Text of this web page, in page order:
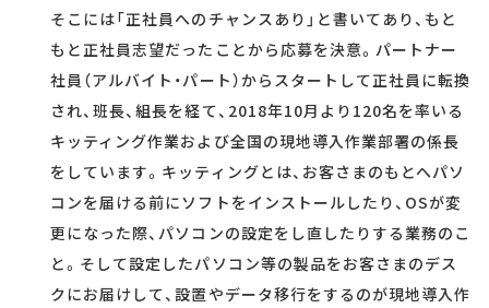
そこには「正社員へのチャンスあり」と書いてあり、もと
もと正社員志望だったことから応募を決意。パートナー
社員（アルバイト・パート）からスタートして正社員に転換
され、班長、組長を経て、2018年10月より120名を率いる
キッティング作業および全国の現地導入作業部署の係長
をしています。キッティングとは、お客さまのもとへパソ
コンを届ける前にソフトをインストールしたり、OSが変
更になった際、パソコンの設定をし直したりする業務のこ
と。そして設定したパソコン等の製品をお客さまのデス
クにお届けして、設置やデータ移行をするのが現地導入作